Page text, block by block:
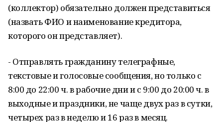
(коллектор) обязательно должен представиться
(назвать ФИО и наименование кредитора,
которого он представляет).
- Отправлять гражданину телеграфные,
текстовые и голосовые сообщения, но только с
8:00 до 22:00 ч. в рабочие дни и с 9:00 до 20:00 ч. в
выходные и праздники, не чаще двух раз в сутки,
четырех раз в неделю и 16 раз в месяц.